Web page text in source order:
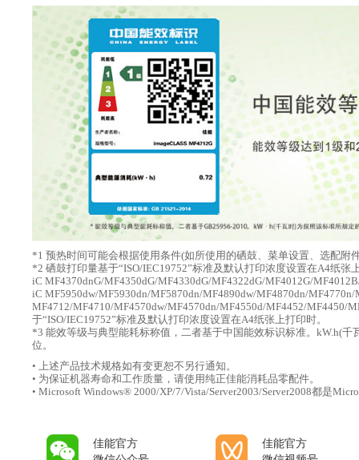
*1 预热时间可能会根据使用条件(如所使用的硒鼓、菜单设置、选配附
*2 硒鼓打印量基于“ISO/IEC19752”标准及默认打印浓度设置在A4纸张
iC MF4370dnG/MF4350dG/MF4330dG/MF4322dG/MF4012G/
iC MF5950dw/MF5930dn/MF5870dn/MF4890dw/MF4870dn/
MF4712/MF4710/MF4570dw/MF4570dn/MF4550d/MF4452/MF4450/
于“ISO/IEC19752”标准及默认打印浓度设置在A4纸张上打印时。
*3 能效等级与典型能耗标称值，二者基于中国能效标识标准。kW.h(
位。
• 上述产品技术规格如有变更恕不另行通知。
• 为保证机器寿命和工作质量，请使用纯正佳能消耗品零配件。
• Microsoft Windows® 2000/XP/7/Vista/Server2003/Server2008都是
佳能官方
佳能官方